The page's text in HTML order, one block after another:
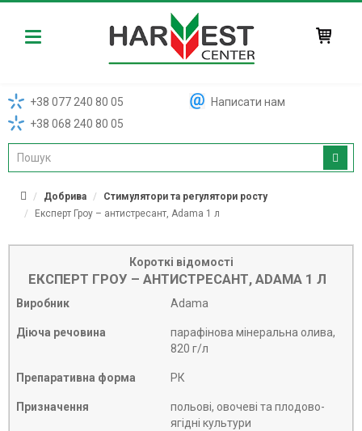
Harvest
+38 077 240 80 05
+38 068 240 80 05
Написати нам
Добрива
Стимулятори та регулятори росту
Експерт Гроу – антистресант, Adama 1 л
Короткі відомості
ЕКСПЕРТ ГРОУ – АНТИСТРЕСАНТ, ADAMA 1 Л
Виробник Adama
Діюча речовина
парафінова мінеральна олива,
820 г/л
Препаративна форма РК
Призначення
польові, овочеві та плодово-
ягідні культури